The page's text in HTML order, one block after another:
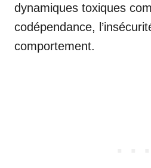
dynamiques toxiques
codépendance,
comportement.